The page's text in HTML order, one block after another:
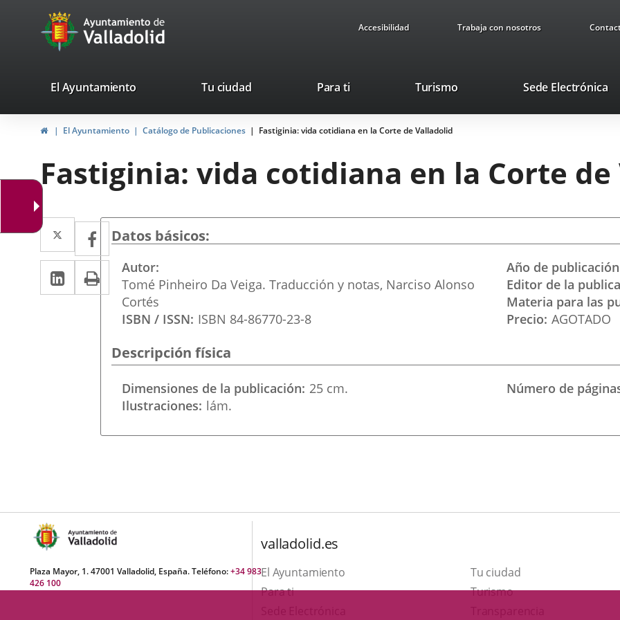
Portal
Web
Ayuntamiento
de
Accesibilidad Trabaja con nosotros
valladolid.es
El Ayuntamiento Tu ciudad Para ti TurismoThis
will
a
pop-
Sede Electrónica
HomeEl Ayuntamiento Catálogo de Publicaciones Fastiginia: vida cotidiana en la Corte de Valladolid
Fastiginia: vida cotidiana en la Corte
Twitter
Enlace
a
una
aplicación
externa.
Facebook
Enlace
a
una
aplicación
externa.
Linkedin
Enlace
a
aplicación
externa.
Print
Datos básicos
Autor
Tomé Pinheiro Da Veiga. Traducción y notas, Narciso Alonso
Cortés
ISBN / ISSN ISBN 84-86770-23-8
Año de publicación
Editor de la
Materia para las
Precio AGOTADO
Descripción física
Dimensiones de la publicación 25 cm.
Ilustraciones lám.
Número de
Plaza Mayor, 1. 47001 Valladolid, España. Teléfono:+34 983
426 100
valladolid.es
El Ayuntamiento
Tu ciudad
Para ti
TurismoThis